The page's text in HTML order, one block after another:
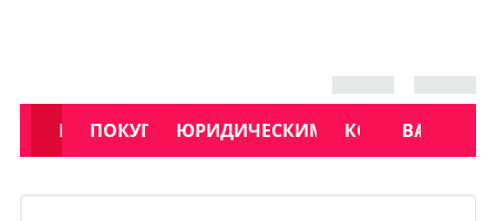
АКЦИИ
КАТАЛОГ
ПОКУПАТЕЛЯМЮРИДИЧЕСКИМ ЛИЦАМКОНТАКТЫ
УСЛУГИ